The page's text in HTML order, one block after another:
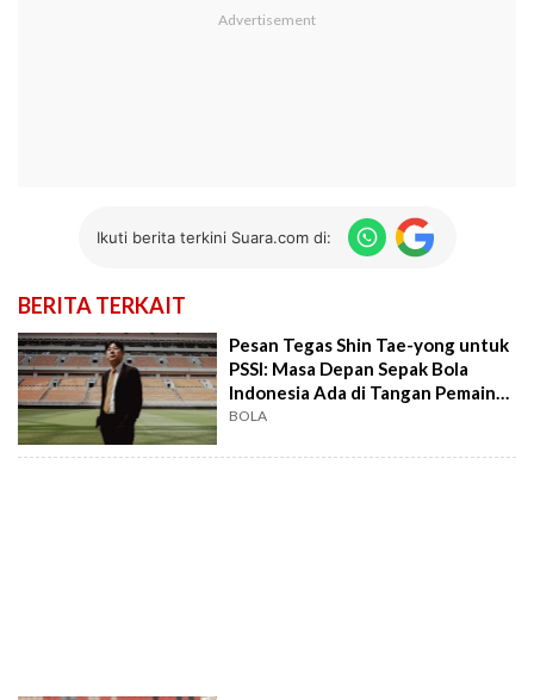
Ikuti berita terkini Suara.com di:
BERITA TERKAIT
Pesan Tegas Shin Tae-yong untuk
PSSI: Masa Depan Sepak Bola
Indonesia Ada di Tangan Pemain
Muda
BOLA